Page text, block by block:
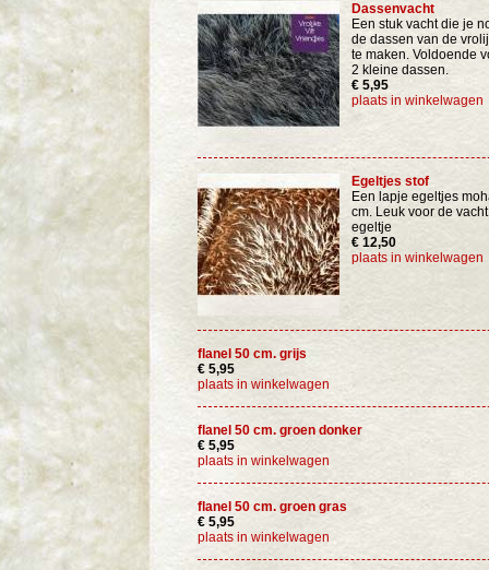
Dassenvacht
Een stuk vacht die je
de dassen van de
te maken. Voldoende
2 kleine dassen.
€ 5,95
plaats in winkelwagen
Egeltjes stof
Een lapje egeltjes
cm. Leuk voor de
egeltje
€ 12,50
plaats in winkelwagen
flanel 50 cm. grijs
€ 5,95
plaats in winkelwagen
flanel 50 cm. groen donker
€ 5,95
plaats in winkelwagen
flanel 50 cm. groen gras
€ 5,95
plaats in winkelwagen